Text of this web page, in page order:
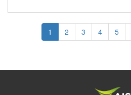
PaginationCurrent
page
1 Page
2 Page
3 Page
4 Page
5